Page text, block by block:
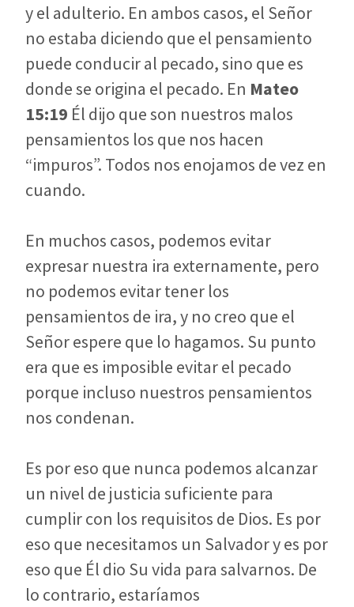
y el adulterio. En ambos casos, el Señor
no estaba diciendo que el pensamiento
puede conducir al pecado, sino que es
donde se origina el pecado. En Mateo
15:19 Él dijo que son nuestros malos
pensamientos los que nos hacen
“impuros”. Todos nos enojamos de vez en
cuando.
En muchos casos, podemos evitar
expresar nuestra ira externamente, pero
no podemos evitar tener los
pensamientos de ira, y no creo que el
Señor espere que lo hagamos. Su punto
era que es imposible evitar el pecado
porque incluso nuestros pensamientos
nos condenan.
Es por eso que nunca podemos alcanzar
un nivel de justicia suficiente para
cumplir con los requisitos de Dios. Es por
eso que necesitamos un Salvador y es por
eso que Él dio Su vida para salvarnos. De
lo contrario, estaríamos